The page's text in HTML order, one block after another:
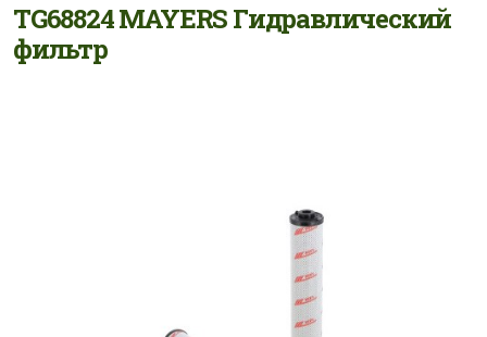
TG68824 MAYERS Гидравлический
фильтр